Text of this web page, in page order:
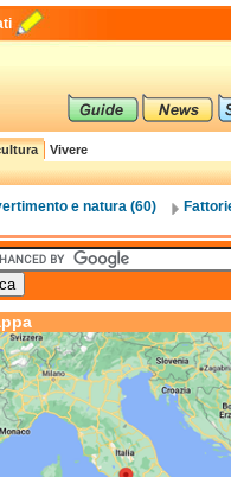
Vivere
e natura (60)